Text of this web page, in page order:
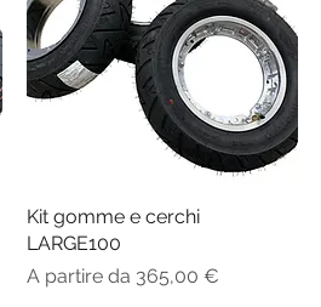
Vista rapida
Kit gomme e cerchi
LARGE100
A partire da 365,00 €
Prezzo scontato